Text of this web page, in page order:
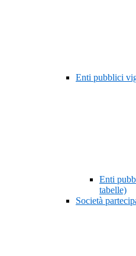
Enti pubblici
Enti
tabelle)
Società